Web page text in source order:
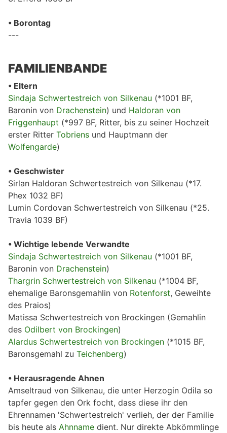
• Borontag
---
FAMILIENBANDE
• Eltern
Sindaja Schwertestreich von Silkenau (*1001 BF,
Baronin von Drachenstein) und Haldoran von
Friggenhaupt (*997 BF, Ritter, bis zu seiner Hochzeit
erster Ritter Tobriens und Hauptmann der
Wolfengarde)
• Geschwister
Sirlan Haldoran Schwertestreich von Silkenau (*17.
Phex 1032 BF)
Lumin Cordovan Schwertestreich von Silkenau (*25.
Travia 1039 BF)
• Wichtige lebende Verwandte
Sindaja Schwertestreich von Silkenau (*1001 BF,
Baronin von Drachenstein)
Thargrin Schwertestreich von Silkenau (*1004 BF,
ehemalige Baronsgemahlin von Rotenforst, Geweihte
des Praios)
Matissa Schwertestreich von Brockingen (Gemahlin
des Odilbert von Brockingen)
Alardus Schwertestreich von Brockingen (*1015 BF,
Baronsgemahl zu Teichenberg)
• Herausragende Ahnen
Amseltraud von Silkenau, die unter Herzogin Odila so
tapfer gegen den Ork focht, dass diese ihr den
Ehrennamen 'Schwertestreich' verlieh, der der Familie
bis heute als Ahnname dient. Nur direkte Abkömmlinge